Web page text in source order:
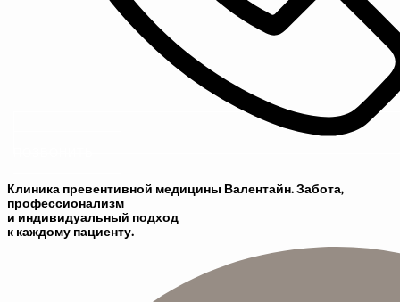
Клиника превентивной медицины Валентайн. Забота,
профессионализм
и индивидуальный подход
к каждому пациенту.